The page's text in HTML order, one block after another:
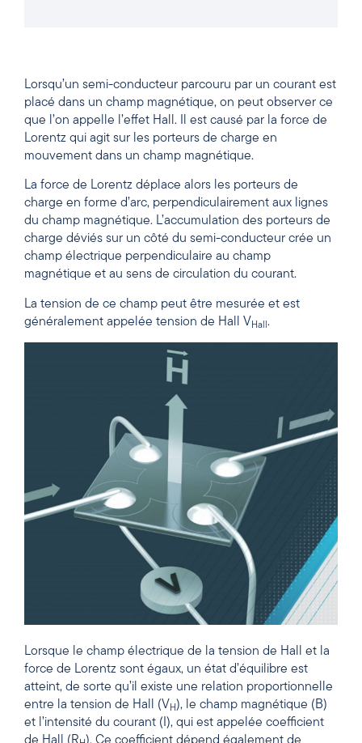
Lorsqu’un semi-conducteur parcouru par un courant est
placé dans un champ magnétique, on peut observer ce
que l’on appelle l’effet Hall. Il est causé par la force de
Lorentz qui agit sur les porteurs de charge en
mouvement dans un champ magnétique.
La force de Lorentz déplace alors les porteurs de
charge en forme d’arc, perpendiculairement aux lignes
du champ magnétique. L’accumulation des porteurs de
charge déviés sur un côté du semi-conducteur crée un
champ électrique perpendiculaire au champ
magnétique et au sens de circulation du courant.
La tension de ce champ peut être mesurée et est
généralement appelée tension de Hall V Hall .
Lorsque le champ électrique de la tension de Hall et la
force de Lorentz sont égaux, un état d’équilibre est
atteint, de sorte qu’il existe une relation proportionnelle
entre la tension de Hall (V H), le champ magnétique (B)
et l’intensité du courant (I), qui est appelée coefficient
de Hall (R
). Ce coefficient dépend également de